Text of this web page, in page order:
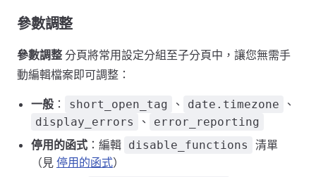
參數調整
參數調整 分頁將常用設定分組至子分頁中，讓您無需手
動編輯檔案即可調整：
一般 ： short_open_tag 、 date.timezone 、
display_errors 、 error_reporting
停用的函式 ：編輯 disable_functions
清單
（見 停用的函式）